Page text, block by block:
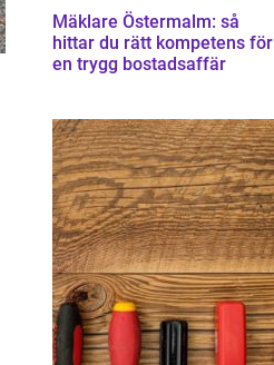
Mäklare Östermalm: så
hittar du rätt kompetens för
en trygg bostadsaffär